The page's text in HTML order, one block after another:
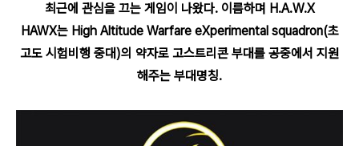
최근에 관심을 끄는 게임이 나왔다. 이름하며 H.A.W.X
HAWX는 High Altitude Warfare eXperimental squadron(초
고도 시험비행 중대)의 약자로 고스트리콘 부대를 공중에서 지원
해주는 부대명칭.